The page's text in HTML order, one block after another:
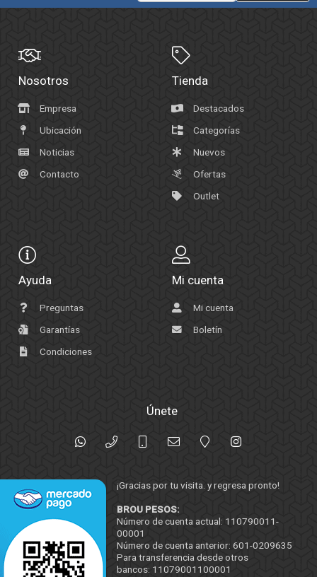
Nosotros
Empresa
Ubicación
Noticias
Contacto
Tienda
Destacados
Categorías
Nuevos
Ofertas
Outlet
Ayuda
Preguntas
Garantías
Condiciones
Mi cuenta
Mi cuenta
Boletín
Únete
¡Gracias por tu visita. y regresa pronto!
BROU PESOS:
Número de cuenta actual: 110790011-
00001
Número de cuenta anterior: 601-0209635
Para transferencia desde otros
bancos: 11079001100001